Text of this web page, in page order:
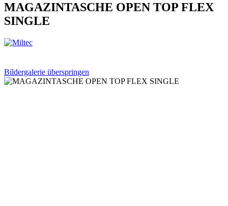
MAGAZINTASCHE OPEN TOP FLEX
SINGLE
Bildergalerie überspringen